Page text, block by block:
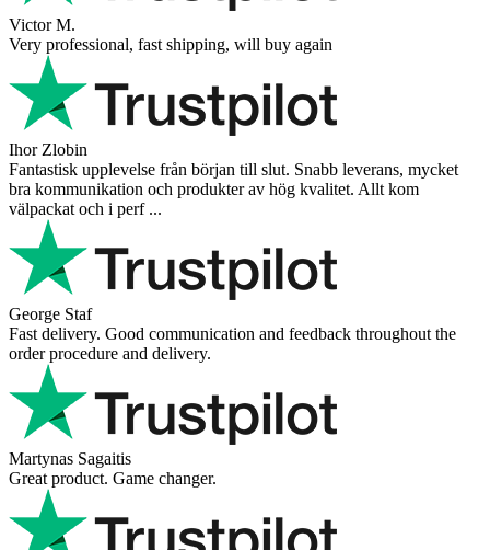
Victor M.
Very professional, fast shipping, will buy again
Ihor Zlobin
Fantastisk upplevelse från början till slut. Snabb leverans, mycket
bra kommunikation och produkter av hög kvalitet. Allt kom
välpackat och i perf ...
George Staf
Fast delivery. Good communication and feedback throughout the
order procedure and delivery.
Martynas Sagaitis
Great product. Game changer.